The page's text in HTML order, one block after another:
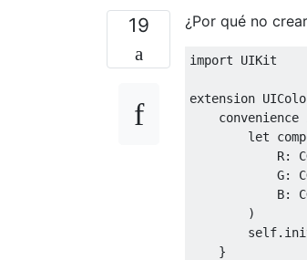
19 ¿Por qué no
import UIKit
extension
convenience
let
            R
:
            G
:
            B
:
)
self.
}